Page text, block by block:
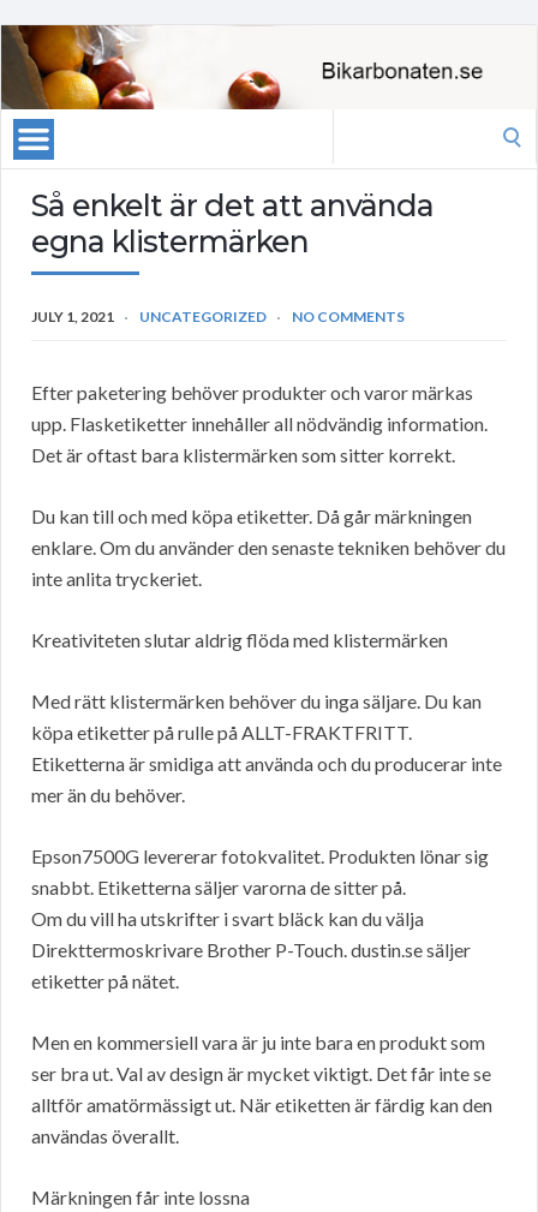
Så enkelt är det att använda
egna klistermärken
JULY 1, 2021 UNCATEGORIZED NO COMMENTS
Efter paketering behöver produkter och varor märkas
upp. Flasketiketter innehåller all nödvändig information.
Det är oftast bara klistermärken som sitter korrekt.
Du kan till och med köpa etiketter. Då går märkningen
enklare. Om du använder den senaste tekniken behöver du
inte anlita tryckeriet.
Kreativiteten slutar aldrig flöda med klistermärken
Med rätt klistermärken behöver du inga säljare. Du kan
köpa etiketter på rulle på ALLT-FRAKTFRITT.
Etiketterna är smidiga att använda och du producerar inte
mer än du behöver.
Epson7500G levererar fotokvalitet. Produkten lönar sig
snabbt. Etiketterna säljer varorna de sitter på.
Om du vill ha utskrifter i svart bläck kan du välja
Direkttermoskrivare Brother P-Touch. dustin.se säljer
etiketter på nätet.
Men en kommersiell vara är ju inte bara en produkt som
ser bra ut. Val av design är mycket viktigt. Det får inte se
alltför amatörmässigt ut. När etiketten är färdig kan den
användas överallt.
Märkningen får inte lossna